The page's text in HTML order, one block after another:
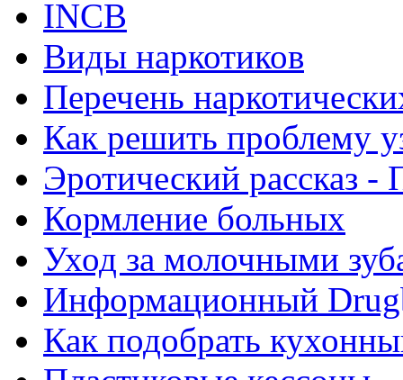
INCB
Виды наркотиков
Перечень
Как решить проблему
Эротический рассказ -
Кормление больных
Уход за молочными
Информационный
Как подобрать